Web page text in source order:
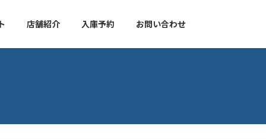
店舗紹介 入庫予約 お問い合わせ